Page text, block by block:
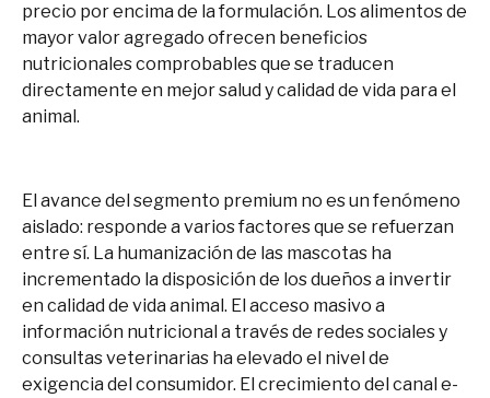
precio por encima de la formulación. Los alimentos de
mayor valor agregado ofrecen beneficios
nutricionales comprobables que se traducen
directamente en mejor salud y calidad de vida para el
animal.
El avance del segmento premium no es un fenómeno
aislado: responde a varios factores que se refuerzan
entre sí. La humanización de las mascotas ha
incrementado la disposición de los dueños a invertir
en calidad de vida animal. El acceso masivo a
información nutricional a través de redes sociales y
consultas veterinarias ha elevado el nivel de
exigencia del consumidor. El crecimiento del canal e-